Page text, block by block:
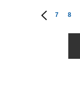
7 8